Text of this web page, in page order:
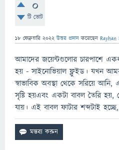
0
টি ভোট
18 ফেব্রুয়ারি 2022 উত্তর প্রদান করেছেন Rayhan
আমাদের জয়েন্টগুলোর চারপাশে
হয় - সাইনোভিয়াল ফ্লুইড। যখন
স্বাভাবিক অবস্থা থেকে সরিয়ে
সৃষ্টি হয়এবং একটা বাবল তৈরি
যায়। এই বাবল ফাটার শব্দটাই